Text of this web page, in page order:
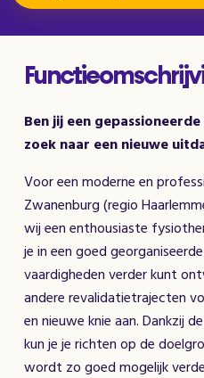
Ben jij een
zoek naar een nieuwe
Voor een moderne en
Zwanenburg (regio
wij een enthousiaste
je in een goed
vaardigheden verder kunt
andere revalidatietrajecten
en nieuwe knie aan. Dankzij
kun je je richten op de
wordt zo goed mogelijk